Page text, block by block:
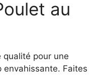
au
qualité pour une
Faites